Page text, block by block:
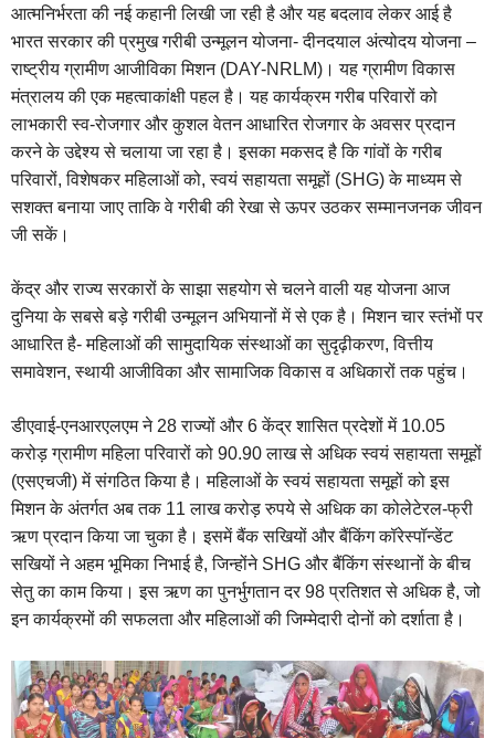
आत्मनिर्भरता की नई कहानी लिखी जा रही है और यह बदलाव लेकर आई है
भारत सरकार की प्रमुख गरीबी उन्मूलन योजना- दीनदयाल अंत्योदय योजना –
राष्ट्रीय ग्रामीण आजीविका मिशन (DAY-NRLM)। यह ग्रामीण विकास
मंत्रालय की एक महत्वाकांक्षी पहल है। यह कार्यक्रम गरीब परिवारों को
लाभकारी स्व-रोजगार और कुशल वेतन आधारित रोजगार के अवसर प्रदान
करने के उद्देश्य से चलाया जा रहा है। इसका मकसद है कि गांवों के गरीब
परिवारों, विशेषकर महिलाओं को, स्वयं सहायता समूहों (SHG) के माध्यम से
सशक्त बनाया जाए ताकि वे गरीबी की रेखा से ऊपर उठकर सम्मानजनक जीवन
जी सकें।
केंद्र और राज्य सरकारों के साझा सहयोग से चलने वाली यह योजना आज
दुनिया के सबसे बड़े गरीबी उन्मूलन अभियानों में से एक है। मिशन चार स्तंभों पर
आधारित है- महिलाओं की सामुदायिक संस्थाओं का सुदृढ़ीकरण, वित्तीय
समावेशन, स्थायी आजीविका और सामाजिक विकास व अधिकारों तक पहुंच।
डीएवाई-एनआरएलएम ने 28 राज्यों और 6 केंद्र शासित प्रदेशों में 10.05
करोड़ ग्रामीण महिला परिवारों को 90.90 लाख से अधिक स्वयं सहायता समूहों
(एसएचजी) में संगठित किया है। महिलाओं के स्वयं सहायता समूहों को इस
मिशन के अंतर्गत अब तक 11 लाख करोड़ रुपये से अधिक का कोलेटेरल-फ्री
ऋण प्रदान किया जा चुका है। इसमें बैंक सखियों और बैंकिंग कॉरेस्पॉन्डेंट
सखियों ने अहम भूमिका निभाई है, जिन्होंने SHG और बैंकिंग संस्थानों के बीच
सेतु का काम किया। इस ऋण का पुनर्भुगतान दर 98 प्रतिशत से अधिक है, जो
इन कार्यक्रमों की सफलता और महिलाओं की जिम्मेदारी दोनों को दर्शाता है।